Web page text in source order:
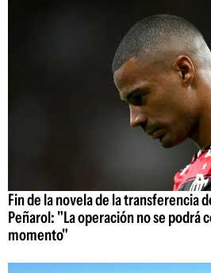
Fin de la novela de la transferencia
Peñarol: "La operación no se podrá
momento"